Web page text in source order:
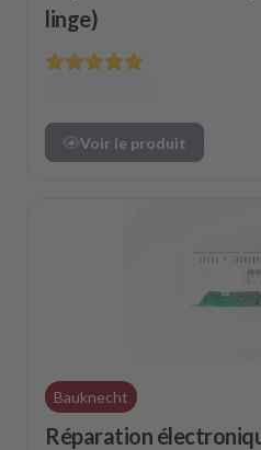
linge)
Voir le produit
Bauknecht
Réparation